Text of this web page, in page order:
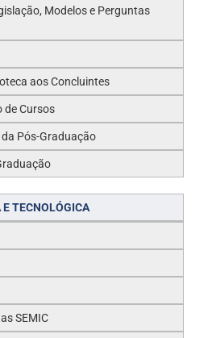
Modelos e Perguntas
aos Concluintes
de Cursos
Pós-Graduação
TECNOLÓGICA
SEMIC